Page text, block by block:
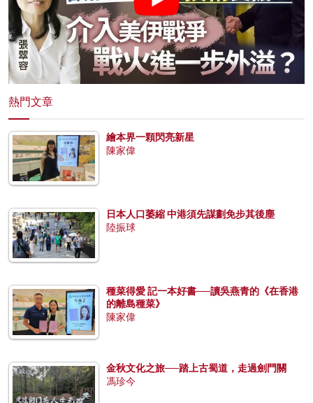
熱門文章
繪本界一顆閃亮新星
陳家偉
日本人口萎縮 中港須先謀劃免步其後塵
陸振球
種菜得愛 記一本好書──讀吳燕青的《在香港
的離島種菜》
陳家偉
金秋文化之旅──踏上古蜀道，走過劍門關
馮珍今